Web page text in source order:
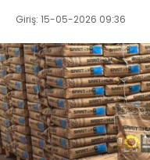
Giriş: 15-05-2026 09:36